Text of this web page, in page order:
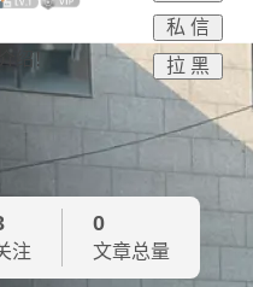
绍！
私 信
拉 黑
注
0
文章总量